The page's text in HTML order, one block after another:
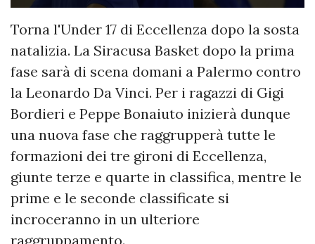
Torna l'Under 17 di Eccellenza dopo la sosta
natalizia. La Siracusa Basket dopo la prima
fase sarà di scena domani a Palermo contro
la Leonardo Da Vinci. Per i ragazzi di Gigi
Bordieri e Peppe Bonaiuto inizierà dunque
una nuova fase che raggrupperà tutte le
formazioni dei tre gironi di Eccellenza,
giunte terze e quarte in classifica, mentre le
prime e le seconde classificate si
incroceranno in un ulteriore
raggruppamento.